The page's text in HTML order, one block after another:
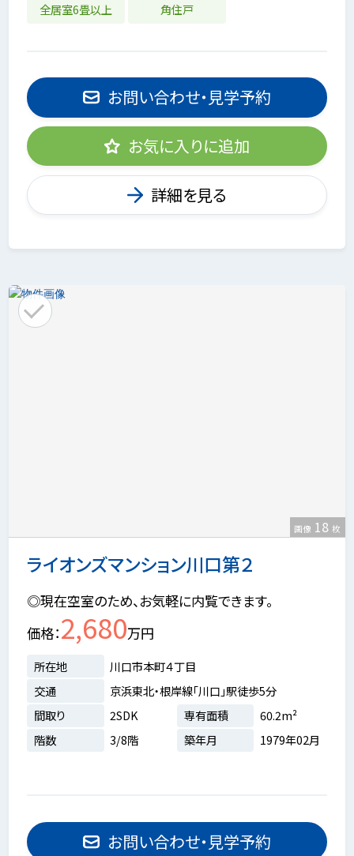
全居室6畳以上
角住戸
お問い合わせ・見学予約
お気に入りに追加
詳細を見る
ライオンズマンション川口第２
画像 18 枚
◎現在空室のため、お気軽に内覧できます。
価格 2,680万円
所在地
川口市本町４丁目
交通
京浜東北・根岸線「川口」駅徒歩5分
間取り
2SDK 専有面積
60.2m²
階数
3/8階 築年月 1979年02月
お問い合わせ・見学予約